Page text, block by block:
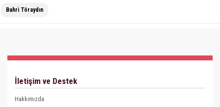
Bahri Töraydın
İletişim ve Destek
Hakkımızda